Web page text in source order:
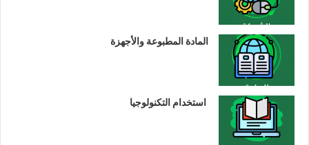
المادة المطبوعة والأجهزة
استخدام التكنولوجيا